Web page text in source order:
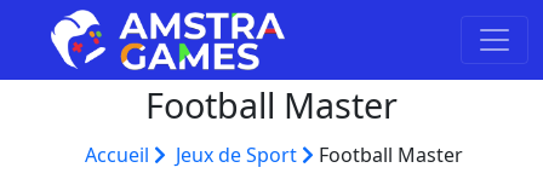
Football Master
Accueil Jeux de Sport Football Master